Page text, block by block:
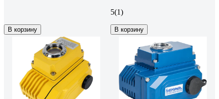
В корзину
5(1)
В корзину